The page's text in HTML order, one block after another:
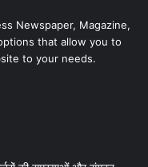
Newspaper, Magazine,
that allow you to
to your needs.